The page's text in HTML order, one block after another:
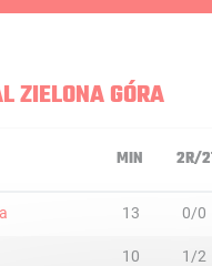
ZIELONA GÓRA
MIN 2R/
13 0/0
10 1/2